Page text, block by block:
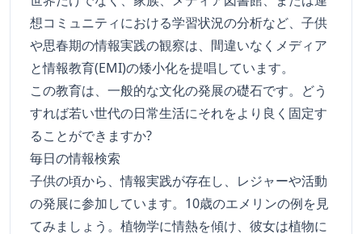
想コミュニティにおける学習状況の分析など、子供
や思春期の情報実践の観察は、間違いなくメディア
と情報教育(EMI)の矮小化を提唱しています。
この教育は、一般的な文化の発展の礎石です。どう
すれば若い世代の日常生活にそれをより良く固定す
ることができますか?
毎日の情報検索
子供の頃から、情報実践が存在し、レジャーや活動
の発展に参加しています。10歳のエメリンの例を見
てみましょう。植物学に情熱を傾け、彼女は植物に